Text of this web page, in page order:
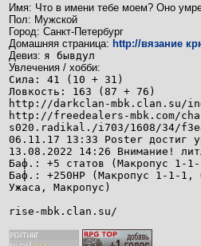
Имя: Что в имени тебе моем? Оно
Пол: Мужской
Город: Санкт-Петербург
Домашняя страница: http://вязание
Девиз: я бывдул
Увлечения / хобби:
Сила: 41 (10 + 31)
Ловкость: 163 (87 + 76)
http://darkclan-mbk.clan.su/
http://freedealers-mbk.com/
s020.radikal./i703/1608/34/
06.11.17 13:33 Poster достиг
13.08.2022 14:26 Внимание!
Баф.: +5 статов (Макропус 1-
Баф.: +250НР (Макропус 1-1-1,
Ужаса, Макропус)
rise-mbk.clan.su/